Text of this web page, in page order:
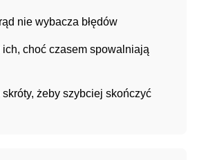
nie wybacza błędów
ich, choć czasem spowalniają
żeby szybciej skończyć